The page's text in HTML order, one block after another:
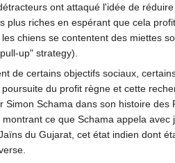
ont attaqué l'idée de
riches en espérant que cela
chiens se contentent des miettes
up" strategy).
de certains objectifs sociaux,
du profit règne et cette
Schama dans son histoire
ce que Schama appela
du Gujarat, cet état indien dont